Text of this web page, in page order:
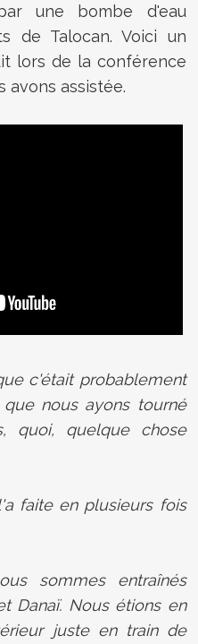
une bombe d'eau
de Talocan. Voici un
lors de la conférence
avons assistée.
c'était probablement
nous ayons tourné
quoi, quelque chose
faite en plusieurs fois
sommes entraînés
Danaï. Nous étions en
juste en train de